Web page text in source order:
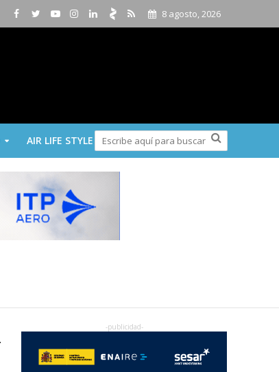
8 agosto, 2026
AIR LIFE STYLE